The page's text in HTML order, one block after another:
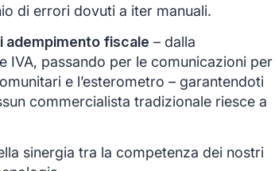
di errori dovuti a iter manuali.
adempimento fiscale – dalla
IVA, passando per le comunicazioni per
e l’esterometro – garantendoti
commercialista tradizionale riesce a
sinergia tra la competenza dei nostri